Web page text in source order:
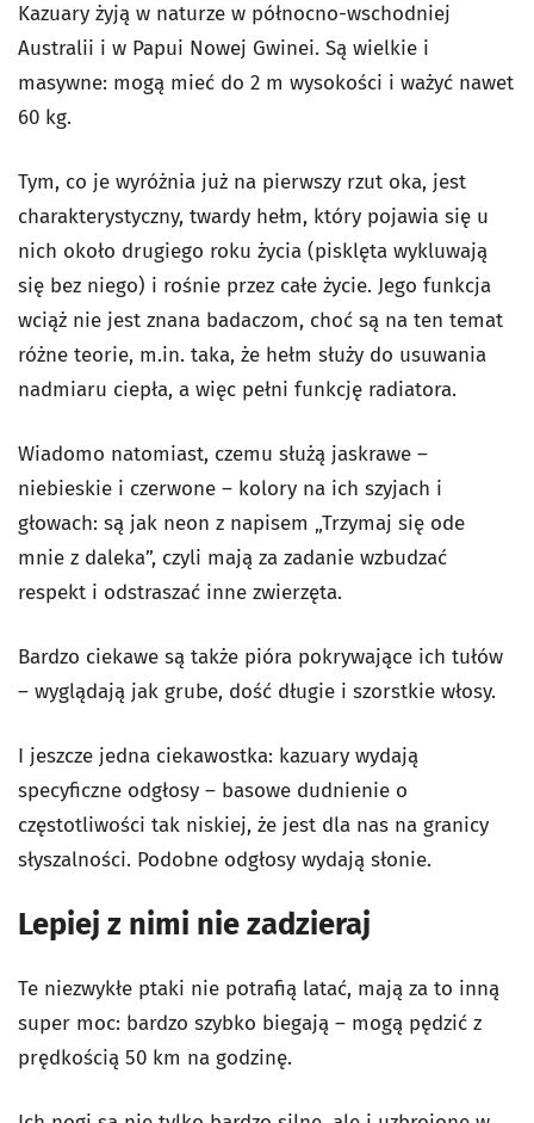
Kazuary żyją w naturze w północno-wschodniej
Australii i w Papui Nowej Gwinei. Są wielkie i
masywne: mogą mieć do 2 m wysokości i ważyć nawet
60 kg.
Tym, co je wyróżnia już na pierwszy rzut oka, jest
charakterystyczny, twardy hełm, który pojawia się u
nich około drugiego roku życia (pisklęta wykluwają
się bez niego) i rośnie przez całe życie. Jego funkcja
wciąż nie jest znana badaczom, choć są na ten temat
różne teorie, m.in. taka, że hełm służy do usuwania
nadmiaru ciepła, a więc pełni funkcję radiatora.
Wiadomo natomiast, czemu służą jaskrawe –
niebieskie i czerwone – kolory na ich szyjach i
głowach: są jak neon z napisem „Trzymaj się ode
mnie z daleka”, czyli mają za zadanie wzbudzać
respekt i odstraszać inne zwierzęta.
Bardzo ciekawe są także pióra pokrywające ich tułów
– wyglądają jak grube, dość długie i szorstkie włosy.
I jeszcze jedna ciekawostka: kazuary wydają
specyficzne odgłosy – basowe dudnienie o
częstotliwości tak niskiej, że jest dla nas na granicy
słyszalności. Podobne odgłosy wydają słonie.
Lepiej z nimi nie zadzieraj
Te niezwykłe ptaki nie potrafią latać, mają za to inną
super moc: bardzo szybko biegają – mogą pędzić z
prędkością 50 km na godzinę.